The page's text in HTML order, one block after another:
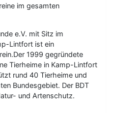
im gesamten
e.V. mit Sitz im
Lintfort ist ein
1999 gegründete
Tierheime in Kamp-Lintfort
rund 40 Tierheime und
Bundesgebiet. Der BDT
und Artenschutz.